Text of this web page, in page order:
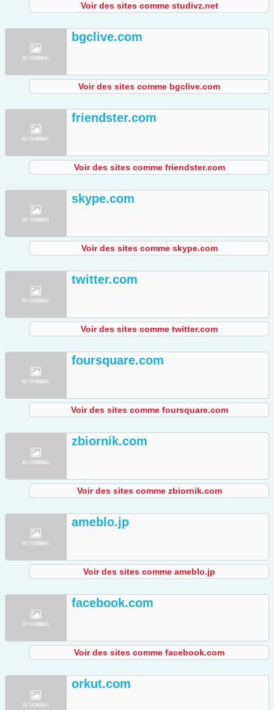
Voir des sites comme studivz.net
bgclive.com
Voir des sites comme bgclive.com
friendster.com
Voir des sites comme friendster.com
skype.com
Voir des sites comme skype.com
twitter.com
Voir des sites comme twitter.com
foursquare.com
Voir des sites comme foursquare.com
zbiornik.com
Voir des sites comme zbiornik.com
ameblo.jp
Voir des sites comme ameblo.jp
facebook.com
Voir des sites comme facebook.com
orkut.com